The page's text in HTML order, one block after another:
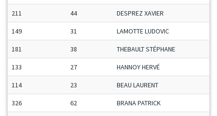
211 44 DESPREZ XAVIER
149 31 LAMOTTE LUDOVIC
181 38 THEBAULT STÉPHANE
133 27 HANNOY HERVÉ
114 23 BEAU LAURENT
326 62 BRANA PATRICK